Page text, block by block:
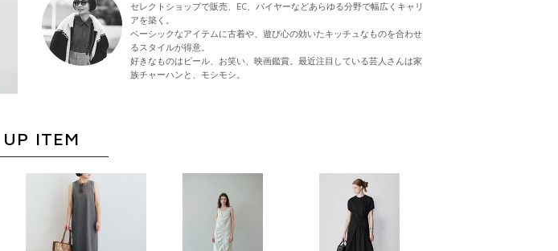
セレクトショップで販売、EC、バイヤーなどあらゆる分野で幅広くキャリ
アを築く。
ベーシックなアイテムに古着や、遊び心の効いたキッチュなものを合わせ
るスタイルが得意。
好きなものはビール、お笑い、映画鑑賞。最近注目している芸人さんは家
族チャーハンと、モシモシ。
UP ITEM